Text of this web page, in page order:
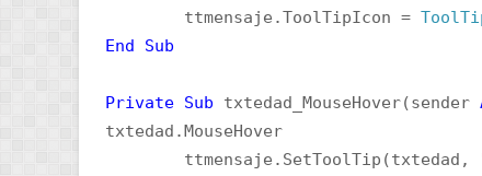
ttmensaje.ToolTipIcon =
End
Sub
Private Sub txtedad_MouseHover(sender
txtedad.MouseHover
ttmensaje.SetToolTip(txtedad,